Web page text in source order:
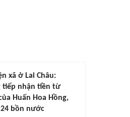
xã ở Lai Châu:
tiếp nhận tiền từ
Huấn Hoa Hồng,
bồn nước